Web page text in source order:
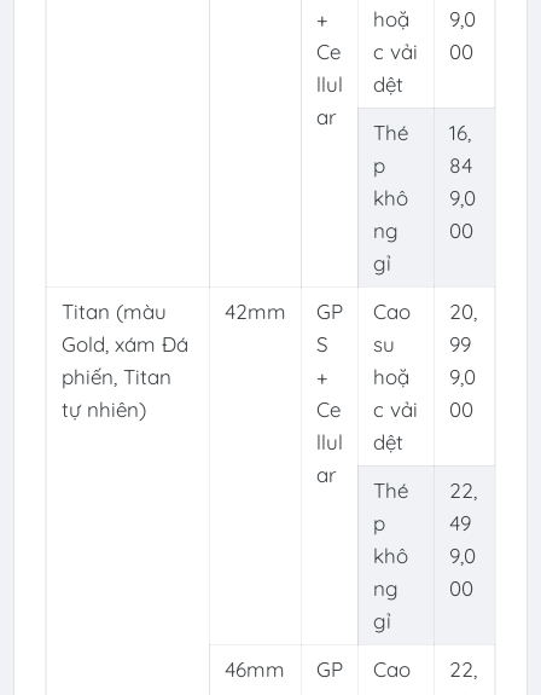
+
Ce
llul
ar
hoặ
c vải
dệt
9,0
00
Thé
p
khô
ng
gỉ
16,
84
9,0
00
Titan (màu
Gold, xám Đá
phiến, Titan
tự nhiên)
42mm
GP
S
+
Ce
llul
ar
Cao
su
hoặ
c vải
dệt
20,
99
9,0
00
Thé
p
khô
ng
gỉ
22,
49
9,0
00
46mm
GP
Cao
22,